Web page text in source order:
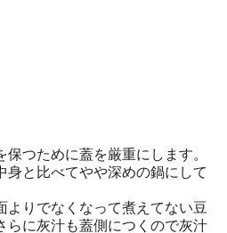
つために蓋を厳重にします。
身と比べてやや深めの鍋にして
よりでなくなって煮えてない豆
らに灰汁も蓋側につくので灰汁